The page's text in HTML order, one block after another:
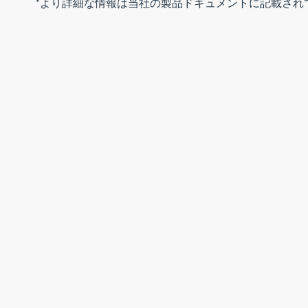
*より詳細な情報は当社の製品ドキュメントに記載され